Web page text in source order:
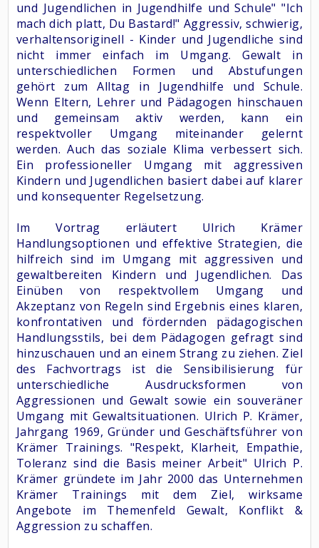
und Jugendlichen in Jugendhilfe und Schule" "Ich
mach dich platt, Du Bastard!" Aggressiv, schwierig,
verhaltensoriginell - Kinder und Jugendliche sind
nicht immer einfach im Umgang. Gewalt in
unterschiedlichen Formen und Abstufungen
gehört zum Alltag in Jugendhilfe und Schule.
Wenn Eltern, Lehrer und Pädagogen hinschauen
und gemeinsam aktiv werden, kann ein
respektvoller Umgang miteinander gelernt
werden. Auch das soziale Klima verbessert sich.
Ein professioneller Umgang mit aggressiven
Kindern und Jugendlichen basiert dabei auf klarer
und konsequenter Regelsetzung.
Im Vortrag erläutert Ulrich Krämer
Handlungsoptionen und effektive Strategien, die
hilfreich sind im Umgang mit aggressiven und
gewaltbereiten Kindern und Jugendlichen. Das
Einüben von respektvollem Umgang und
Akzeptanz von Regeln sind Ergebnis eines klaren,
konfrontativen und fördernden pädagogischen
Handlungsstils, bei dem Pädagogen gefragt sind
hinzuschauen und an einem Strang zu ziehen. Ziel
des Fachvortrags ist die Sensibilisierung für
unterschiedliche Ausdrucksformen von
Aggressionen und Gewalt sowie ein souveräner
Umgang mit Gewaltsituationen. Ulrich P. Krämer,
Jahrgang 1969, Gründer und Geschäftsführer von
Krämer Trainings. "Respekt, Klarheit, Empathie,
Toleranz sind die Basis meiner Arbeit" Ulrich P.
Krämer gründete im Jahr 2000 das Unternehmen
Krämer Trainings mit dem Ziel, wirksame
Angebote im Themenfeld Gewalt, Konflikt &
Aggression zu schaffen.